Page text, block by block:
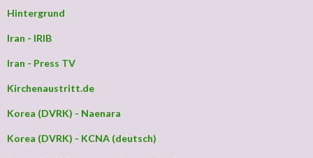
Hintergrund
Iran - IRIB
Iran - Press TV
Kirchenaustritt.de
Korea (DVRK) - Naenara
Korea (DVRK) - KCNA (deutsch)